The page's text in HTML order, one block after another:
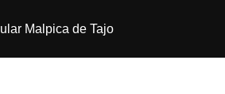
Malpica de Tajo